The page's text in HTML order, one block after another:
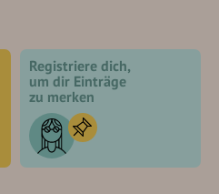
Registriere dich,
um dir Einträge
zu merken